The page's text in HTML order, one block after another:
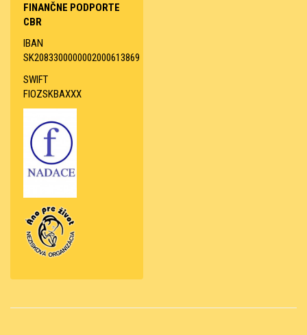
FINANČNE PODPORTE
CBR
IBAN
SK2083300000002000613869
SWIFT
FIOZSKBAXXX